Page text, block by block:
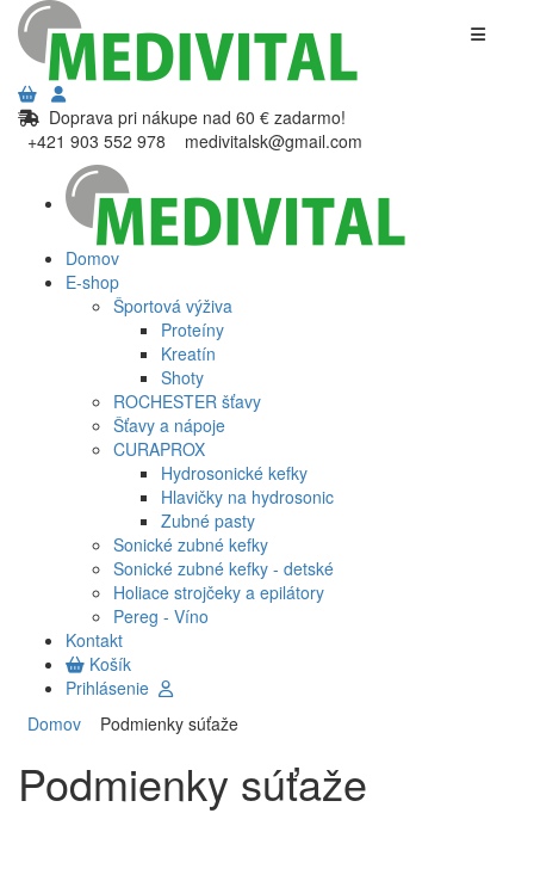
Doprava pri nákupe nad 60 € zadarmo!
+421 903 552 978
medivitalsk@gmail.com
Domov
E-shop
Športová výživa
Proteíny
Kreatín
Shoty
ROCHESTER šťavy
Šťavy a nápoje
CURAPROX
Hydrosonické kefky
Hlavičky na hydrosonic
Zubné pasty
Sonické zubné kefky
Sonické zubné kefky - detské
Holiace strojčeky a epilátory
Pereg - Víno
Kontakt
Košík
Prihlásenie
Domov
Podmienky súťaže
Podmienky súťaže